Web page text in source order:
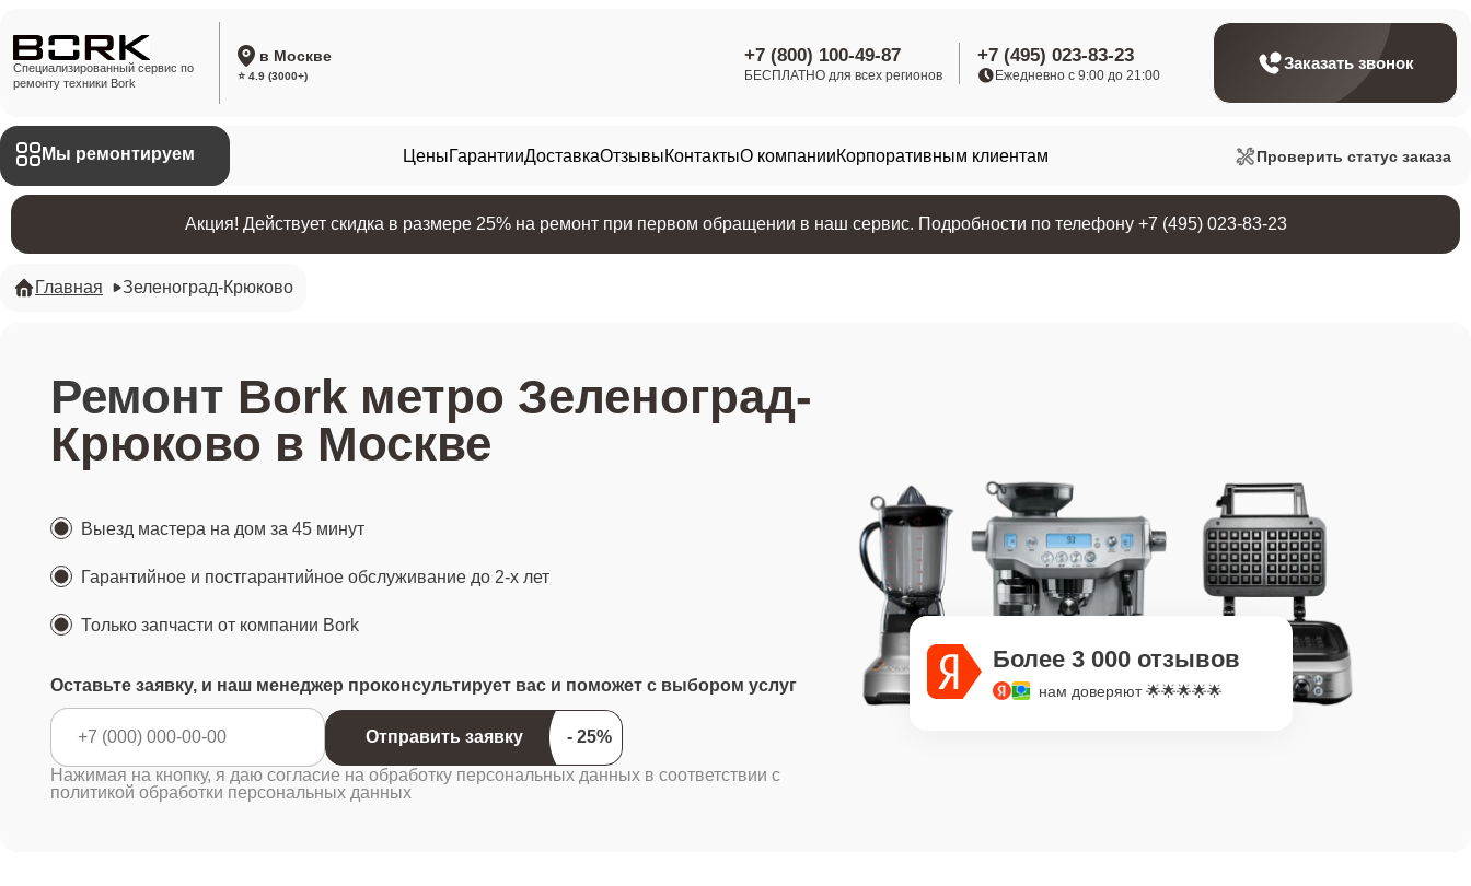
Специализированный сервис по
ремонту техники Bork
в Москве
⭐ 4.9 (3000+)
+7 (800) 100-49-87
БЕСПЛАТНО для всех регионов
+7 (495) 023-83-23
Ежедневно с 9:00 до 21:00
Заказать звонок
Мы ремонтируем ЦеныГарантииДоставкаОтзывыКонтактыО компанииКорпоративным клиентам Проверить статус заказа
Акция! Действует скидка в размере 25% на ремонт при первом обращении в наш сервис. Подробности по телефону +7 (495) 023-83-23
Главная Зеленоград-Крюково
Ремонт Bork метро Зеленоград-
Крюково в Москве
Выезд мастера на дом за 45 минут
Гарантийное и постгарантийное обслуживание до 2-х лет
Только запчасти от компании Bork
Оставьте заявку, и наш менеджер проконсультирует вас и поможет с выбором услуг
Отправить заявку
Нажимая на кнопку, я даю согласие на обработку персональных данных в соответствии с
политикой обработки персональных данных
Более 3 000 отзывов
нам доверяют 🌟🌟🌟🌟🌟